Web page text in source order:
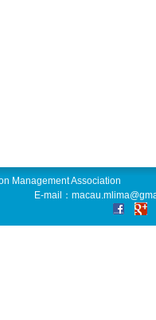
Management Association
E-mail：